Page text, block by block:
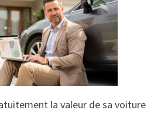
la valeur de sa voiture